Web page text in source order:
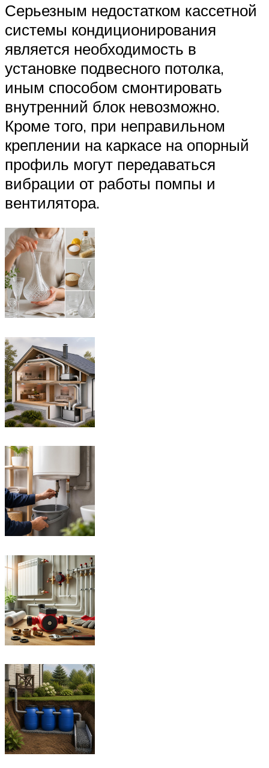
Серьезным недостатком кассетной
системы кондиционирования
является необходимость в
установке подвесного потолка,
иным способом смонтировать
внутренний блок невозможно.
Кроме того, при неправильном
креплении на каркасе на опорный
профиль могут передаваться
вибрации от работы помпы и
вентилятора.